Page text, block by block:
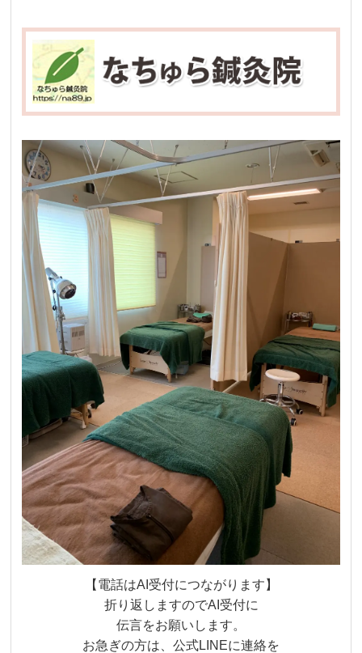
【電話はAI受付につながります】
折り返しますのでAI受付に
伝言をお願いします。
お急ぎの方は、公式LINEに連絡を